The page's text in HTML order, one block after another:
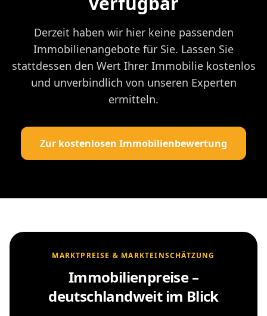
Derzeit haben wir hier keine passenden
Immobilienangebote für Sie. Lassen Sie
stattdessen den Wert Ihrer Immobilie kostenlos
und unverbindlich von unseren Experten
ermitteln.
Zur kostenlosen Immobilienbewertung
MARKTPREISE & MARKTEINSCHÄTZUNG
Immobilienpreise –
deutschlandweit im Blick